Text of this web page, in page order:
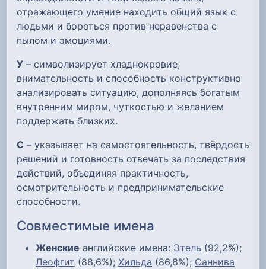
отражающего умение находить общий язык с
людьми и бороться против неравенства с
пылом и эмоциями.
У – символизирует хладнокровие,
внимательность и способность конструктивно
анализировать ситуацию, дополняясь богатым
внутренним миром, чуткостью и желанием
поддержать близких.
С – указывает на самостоятельность, твёрдость
решений и готовность отвечать за последствия
действий, объединяя практичность,
осмотрительность и предпринимательские
способности.
Совместимые имена
Женские английские имена: Этель (92,2%);
Леофгит (88,6%); Хильда (86,8%); Саннива